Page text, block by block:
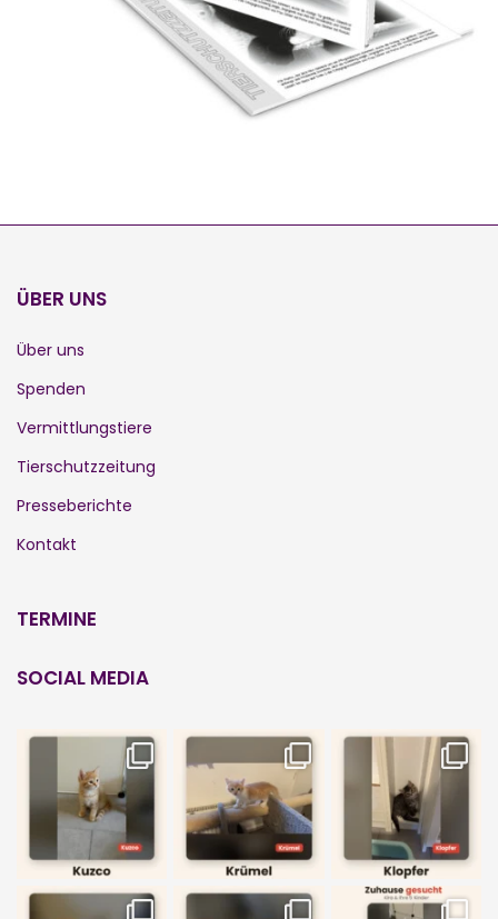
ÜBER UNS
Über uns
Spenden
Vermittlungstiere
Tierschutzzeitung
Presseberichte
Kontakt
TERMINE
SOCIAL MEDIA